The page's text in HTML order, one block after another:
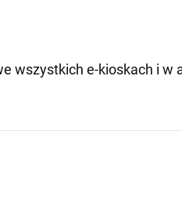
wszystkich e-kioskach i w